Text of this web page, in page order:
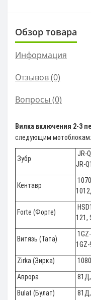
Обзор товара
Информация
Отзывов (0)
Вопросы (0)
Вилка включения 2-3
следующим мотоблокам:
Зубр
JR-
JR-
Кентавр
Forte (Форте)
121,
Витязь (Тата)
Zirka (Зирка)
Аврора
Bulat (Булат)